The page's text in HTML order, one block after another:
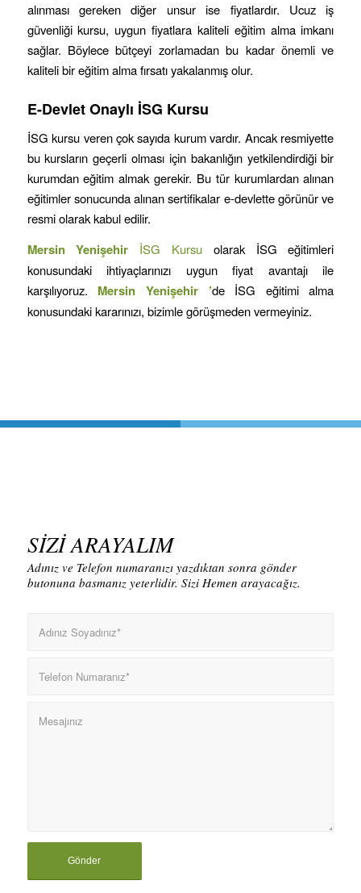
alınması gereken diğer unsur ise fiyatlardır. Ucuz iş
güvenliği kursu, uygun fiyatlara kaliteli eğitim alma imkanı
sağlar. Böylece bütçeyi zorlamadan bu kadar önemli ve
kaliteli bir eğitim alma fırsatı yakalanmış olur.
E-Devlet Onaylı İSG Kursu
İSG kursu veren çok sayıda kurum vardır. Ancak resmiyette
bu kursların geçerli olması için bakanlığın yetkilendirdiği bir
kurumdan eğitim almak gerekir. Bu tür kurumlardan alınan
eğitimler sonucunda alınan sertifikalar e-devlette görünür ve
resmi olarak kabul edilir.
MersinYenişehir İSG Kursu olarak İSG eğitimleri
konusundaki ihtiyaçlarınızı uygun fiyat avantajı ile
karşılıyoruz. Mersin Yenişehir ’de İSG eğitimi alma
konusundaki kararınızı, bizimle görüşmeden vermeyiniz.
SİZİ ARAYALIM
Adınız ve Telefon numaranızı yazdıktan sonra gönder
butonuna basmanız yeterlidir. Sizi Hemen arayacağız.